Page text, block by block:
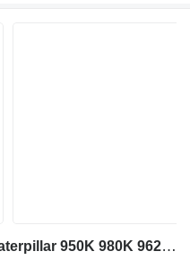
Caterpillar 2930279 kabl za Caterpillar 950K 980K 962K 972K 966K prednjeg utovarivača